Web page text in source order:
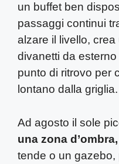
un buffet ben
passaggi continui
alzare il livello,
divanetti da
punto di ritrovo per
lontano dalla griglia.
Ad agosto il sole
una zona d’ombra,
tende o un